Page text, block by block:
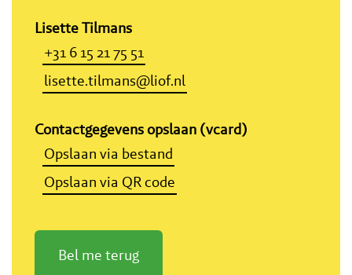
Lisette Tilmans
+31 6 15 21 75 51
lisette.tilmans@liof.nl
Contactgegevens opslaan (vcard)
Opslaan via bestand
Opslaan via QR code
Bel me terug